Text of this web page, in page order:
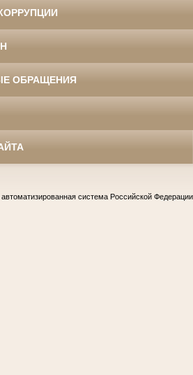
ОБРАЩЕНИЯ
автоматизированная система Российской